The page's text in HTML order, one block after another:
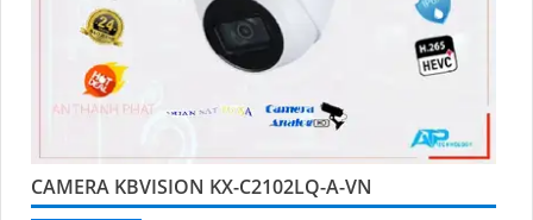
CAMERA KBVISION KX-C2102LQ-A-VN